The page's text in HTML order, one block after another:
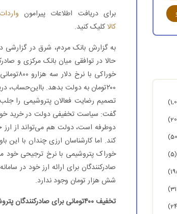
برای دریافت اطلاعات پیرامون
کالاکلیک کنید.
به گزارش بانک مردم، شرق در گزارشی
حالا در توافقی میان بانک مرکزی و
خوراکی
تصمیم رضایت فعالان پتروشیمی را
گفت: سیاست تخفیفی دولت در خرید
کند. اما کارشناسان ارزی چندان با این
خوراک پتروشیمی با نرخ ترجیحی خود
شش هزار تومان وجود ندارد.
تخفیف ۴۰۰تومانی برای صادرکنندگان پتروشیمی
(5)